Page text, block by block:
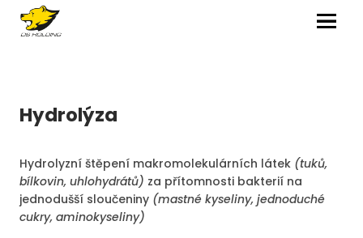
MENU
Hydrolýza
Hydrolyzní štěpení makromolekulárních látek (tuků,
bílkovin, uhlohydrátů) za přítomnosti bakterií na
jednodušší sloučeniny (mastné kyseliny, jednoduché
cukry, aminokyseliny)